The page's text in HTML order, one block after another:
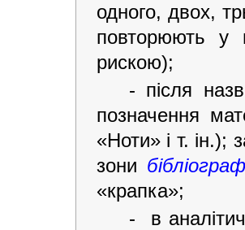
одного, двох,
повторюють у
рискою);
- після
позначення
«Ноти» і т. ін.);
зони
«крапка»;
- в